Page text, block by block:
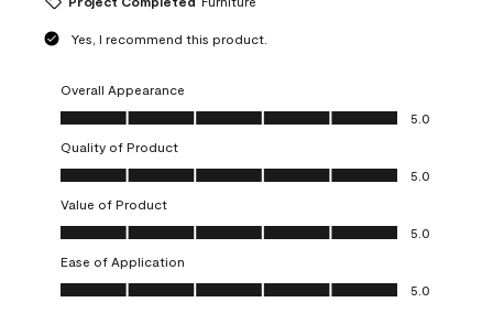
Yes, I recommend this product.
Overall Appearance
Overall Appearance, 5.0 out of 5
5.0
Quality of Product
Quality of Product, 5.0 out of 5
5.0
Value of Product
Value of Product, 5.0 out of 5
5.0
Ease of Application
Ease of Application, 5.0 out of 5
5.0